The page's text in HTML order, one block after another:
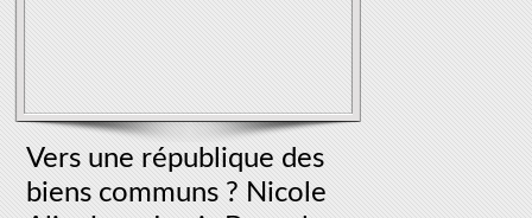
Vers une république des
biens communs ? Nicole